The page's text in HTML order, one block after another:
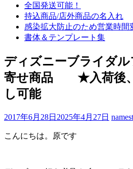
全国発送可能！
持込商品/店外商品の名入れ
感染拡大防止のため営業時間
書体＆テンプレート集
ディズニーブライダ
寄せ商品 ★入荷後、
し可能
2017年6月28日 2025年4月27日
こんにちは。原です